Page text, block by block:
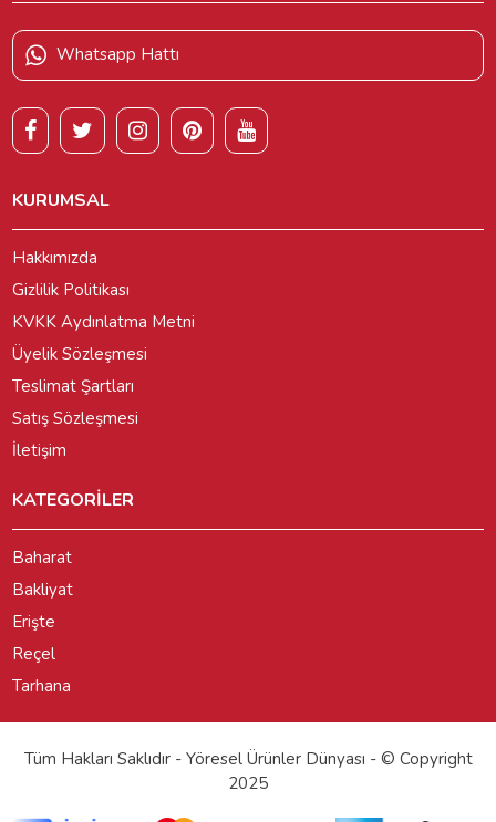
Whatsapp Hattı
KURUMSAL
Hakkımızda
Gizlilik Politikası
KVKK Aydınlatma Metni
Üyelik Sözleşmesi
Teslimat Şartları
Satış Sözleşmesi
İletişim
KATEGORİLER
Baharat
Bakliyat
Erişte
Reçel
Tarhana
Tüm Hakları Saklıdır - Yöresel Ürünler Dünyası - © Copyright
2025